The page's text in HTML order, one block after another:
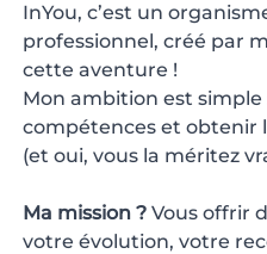
InYou, c’est un
professionnel, créé par
cette aventure !
Mon ambition est simple
compétences et obtenir
(et oui, vous la méritez
Ma mission ? Vous offrir
votre évolution, votre